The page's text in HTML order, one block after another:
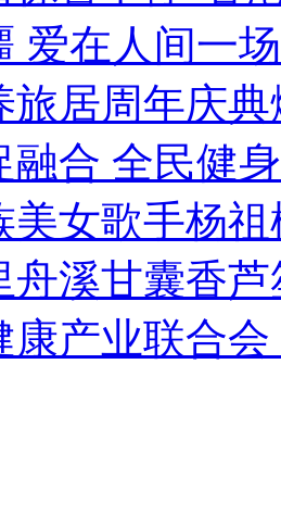
爱在人间一
旅居周年庆
融合 全民健
美女歌手杨
舟溪甘囊香
康产业联合